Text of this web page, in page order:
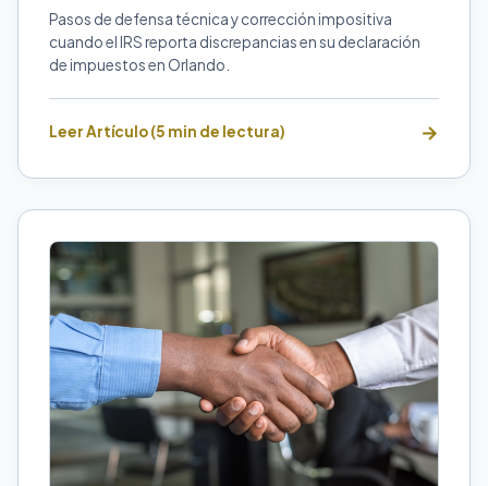
Pasos de defensa técnica y corrección impositiva
cuando el IRS reporta discrepancias en su declaración
de impuestos en Orlando.
Leer Artículo (5 min de lectura)